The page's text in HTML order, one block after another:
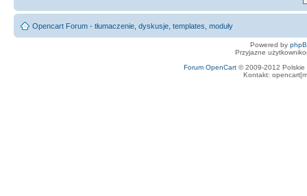
Opencart Forum - tłumaczenie, dyskusje, templates, moduły
Powered by
Przyjazne
Forum OpenCart© 2009-2012 Polskie
Kontakt: